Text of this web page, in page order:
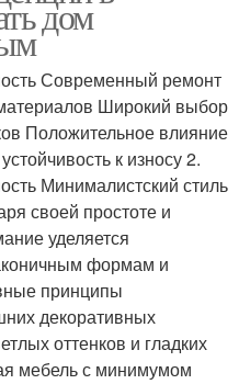
дом
Современный ремонт
Широкий выбор
Положительное влияние
к износу 2.
Минималистский стиль
своей простоте и
уделяется
формам и
принципы
декоративных
оттенков и гладких
мебель с минимумом